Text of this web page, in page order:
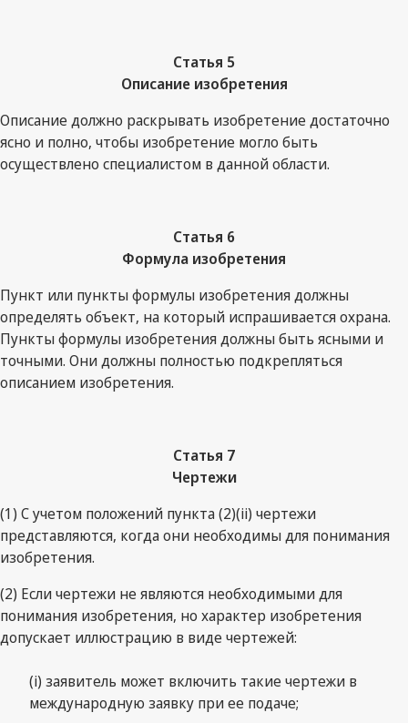
Статья 5
Описание изобретения
Описание должно раскрывать изобретение достаточно
ясно и полно, чтобы изобретение могло быть
осуществлено специалистом в данной области.
Статья 6
Формула изобретения
Пункт или пункты формулы изобретения должны
определять объект, на который испрашивается охрана.
Пункты формулы изобретения должны быть ясными и
точными. Они должны полностью подкрепляться
описанием изобретения.
Статья 7
Чертежи
(1) С учетом положений пункта (2)(ii) чертежи
представляются, когда они необходимы для понимания
изобретения.
(2) Если чертежи не являются необходимыми для
понимания изобретения, но характер изобретения
допускает иллюстрацию в виде чертежей:
(i) заявитель может включить такие чертежи в
международную заявку при ее подаче;